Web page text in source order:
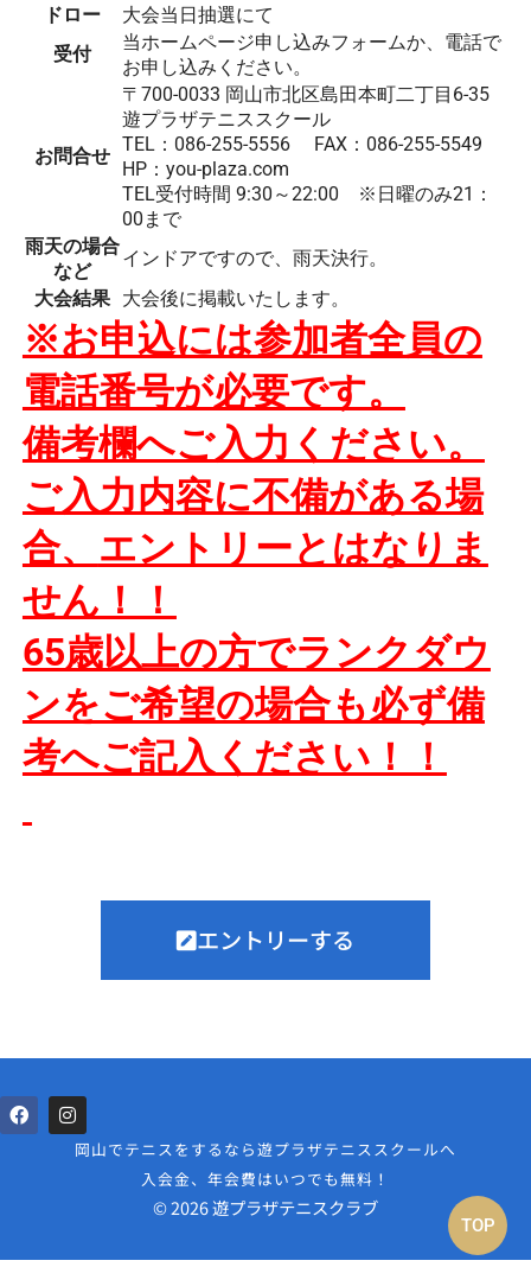
ドロー
大会当日抽選にて
受付
当ホームページ申し込みフォームか、電話で
お申し込みください。
お問合せ
〒700-0033 岡山市北区島田本町二丁目6-35
遊プラザテニススクール
TEL：086-255-5556 FAX：086-255-5549
HP：you-plaza.com
TEL受付時間 9:30～22:00 ※日曜のみ21：
00まで
雨天の場合
など
インドアですので、雨天決行。
大会結果 大会後に掲載いたします。
※お申込には参加者全員の
電話番号が必要です。
備考欄へご入力ください。
ご入力内容に不備がある場
合、 エントリーとはなりま
せん！！
65歳以上の方でランクダウ
ンをご希望の場合も必ず備
考へご記入ください！！
エントリーする
岡山でテニスをするなら遊プラザテニススクールへ
入会金、年会費はいつでも無料！
© 2026 遊プラザテニスクラブ
TOP